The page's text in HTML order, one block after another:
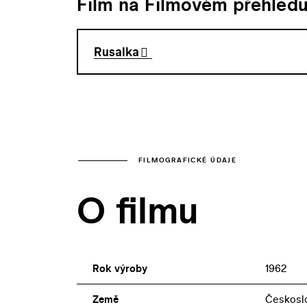
Rusalka
FILMOGRAFICKÉ ÚDAJE
O filmu
Rok výroby 1962
Země